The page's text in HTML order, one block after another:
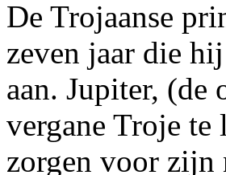
De Trojaanse
zeven jaar die
aan. Jupiter, (de
vergane Troje
zorgen voor zijn